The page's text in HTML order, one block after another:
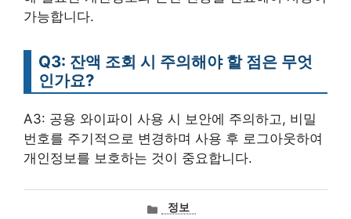
가능합니다.
Q3: 잔액 조회 시 주의해야 할 점은 무엇
인가요?
A3: 공용 와이파이 사용 시 보안에 주의하고, 비밀
번호를 주기적으로 변경하며 사용 후 로그아웃하여
개인정보를 보호하는 것이 중요합니다.
카정보